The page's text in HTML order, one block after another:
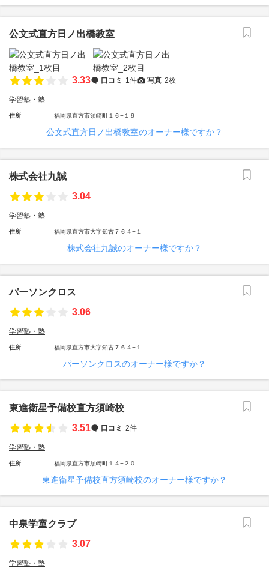
公文式直方日ノ出橋教室
3.33 口コミ 1件 写真 2枚
学習塾・塾
住所 福岡県直方市須崎町１６−１９
公文式直方日ノ出橋教室のオーナー様ですか？
株式会社九誠
3.04
学習塾・塾
住所 福岡県直方市大字知古７６４−１
株式会社九誠のオーナー様ですか？
パーソンクロス
3.06
学習塾・塾
住所 福岡県直方市大字知古７６４−１
パーソンクロスのオーナー様ですか？
東進衛星予備校直方須崎校
3.51
口コミ 2件
学習塾・塾
住所 福岡県直方市須崎町１４−２０
東進衛星予備校直方須崎校のオーナー様ですか？
中泉学童クラブ
3.07
学習塾・塾